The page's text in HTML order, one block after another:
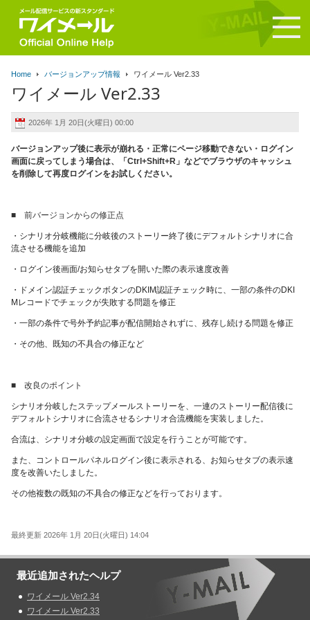
Home バージョンアップ情報 ワイメール Ver2.33
ワイメール Ver2.33
2026年 1月 20日(火曜日) 00:00
バージョンアップ後に表示が崩れる・正常にページ移動できない・ログイン
画面に戻ってしまう場合は、「Ctrl+Shift+R」などでブラウザのキャッシュ
を削除して再度ログインをお試しください。
■ 前バージョンからの修正点
・シナリオ分岐機能に分岐後のストーリー終了後にデフォルトシナリオに合
流させる機能を追加
・ログイン後画面/お知らせタブを開いた際の表示速度改善
・ドメイン認証チェックボタンのDKIM認証チェック時に、一部の条件のDKI
Mレコードでチェックが失敗する問題を修正
・一部の条件で号外予約記事が配信開始されずに、残存し続ける問題を修正
・その他、既知の不具合の修正など
■ 改良のポイント
シナリオ分岐したステップメールストーリーを、一連のストーリー配信後に
デフォルトシナリオに合流させるシナリオ合流機能を実装しました。
合流は、シナリオ分岐の設定画面で設定を行うことが可能です。
また、コントロールパネルログイン後に表示される、お知らせタブの表示速
度を改善いたしました。
その他複数の既知の不具合の修正などを行っております。
最終更新 2026年 1月 20日(火曜日) 14:04
最近追加されたヘルプ
ワイメール Ver2.34
ワイメール Ver2.33